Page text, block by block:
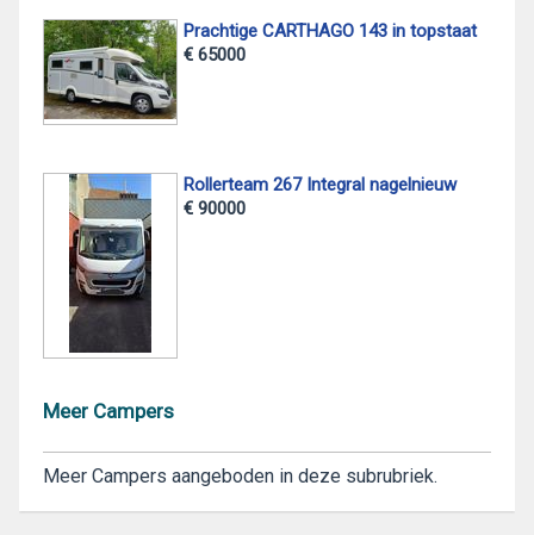
Prachtige CARTHAGO 143 in topstaat
€ 65000
Rollerteam 267 Integral nagelnieuw
€ 90000
Meer Campers
Meer Campers aangeboden in deze subrubriek.